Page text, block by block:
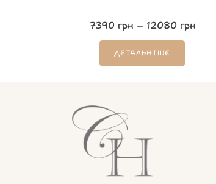
7390 грн – 12080 грн
ДЕТАЛЬНІШЕ